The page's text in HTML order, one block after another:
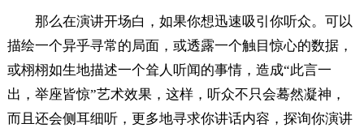
那么在演讲开场白，如果你想迅速吸引你听众。可以
描绘一个异乎寻常的局面，或透露一个触目惊心的数据，
或栩栩如生地描述一个耸人听闻的事情，造成“此言一
出，举座皆惊”艺术效果，这样，听众不只会蓦然凝神，
而且还会侧耳细听，更多地寻求你讲话内容，探询你演讲